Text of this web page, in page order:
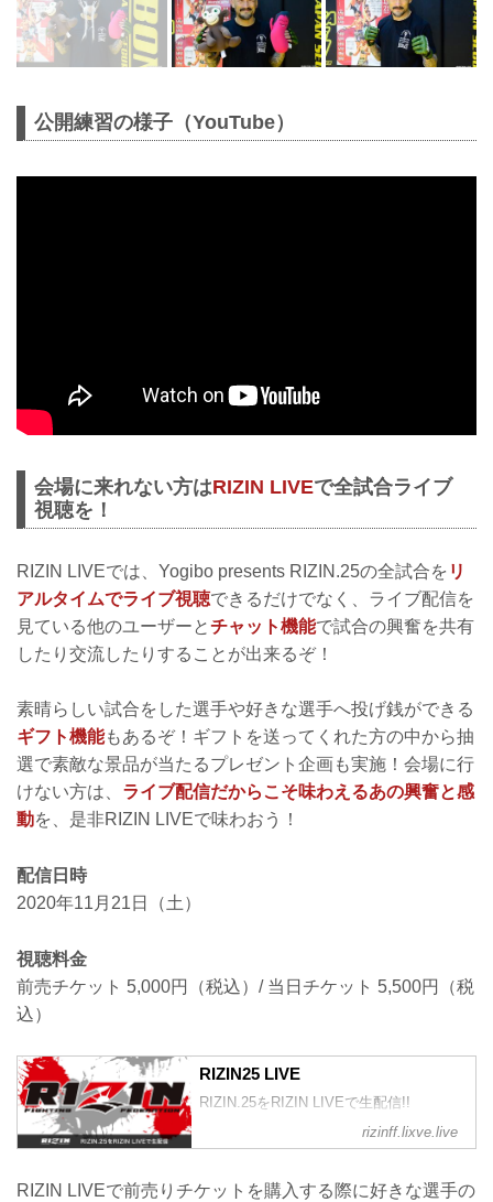
公開練習の様子（YouTube）
会場に来れない方はRIZIN LIVEで全試合ライブ
視聴を！
RIZIN LIVEでは、Yogibo presents RIZIN.25の全試合を リ
アルタイムでライブ視聴できるだけでなく、ライブ配信を
見ている他のユーザーとチャット機能で試合の興奮を共有
したり交流したりすることが出来るぞ！
素晴らしい試合をした選手や好きな選手へ投げ銭ができる
ギフト機能もあるぞ！ギフトを送ってくれた方の中から抽
選で素敵な景品が当たるプレゼント企画も実施！会場に行
けない方は、 ライブ配信だからこそ味わえるあの興奮と感
動を、是非RIZIN LIVEで味わおう！
配信日時
2020年11月21日（土）
視聴料金
前売チケット 5,000円（税込）/ 当日チケット 5,500円（税
込）
RIZIN25 LIVE
RIZIN.25をRIZIN LIVEで生配信!!
rizinff.lixve.live
RIZIN LIVEで前売りチケットを購入する際に好きな選手の